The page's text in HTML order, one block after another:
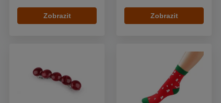
Zobrazit Zobrazit